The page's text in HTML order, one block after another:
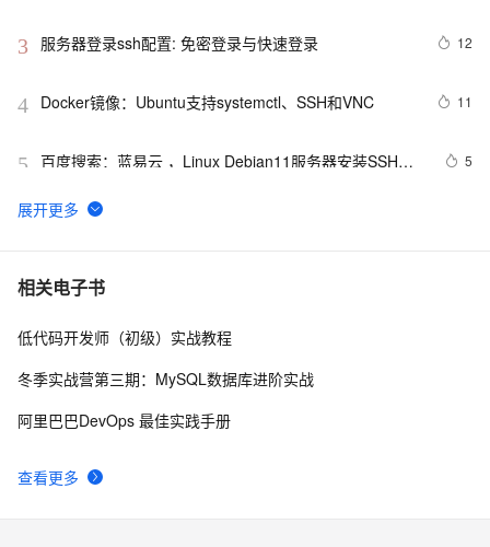
3 服务器登录ssh配置: 免密登录与快速登录 12
4 Docker镜像：Ubuntu支持systemctl、SSH和VNC 11
5 百度搜索：蓝易云 ，Linux Debian11服务器安装SSH，
5
6
可视化文件编辑与SSH传输神器WinSCP如何公网远程
7 [vscode] --- vscode remote ssh远程登陆设置
8 Shell批量SSH免交互登录认证
相关电子书
查看更多
低代码开发师（初级）实战教程
冬季实战营第三期：MySQL数据库进阶实战
阿里巴巴DevOps 最佳实践手册